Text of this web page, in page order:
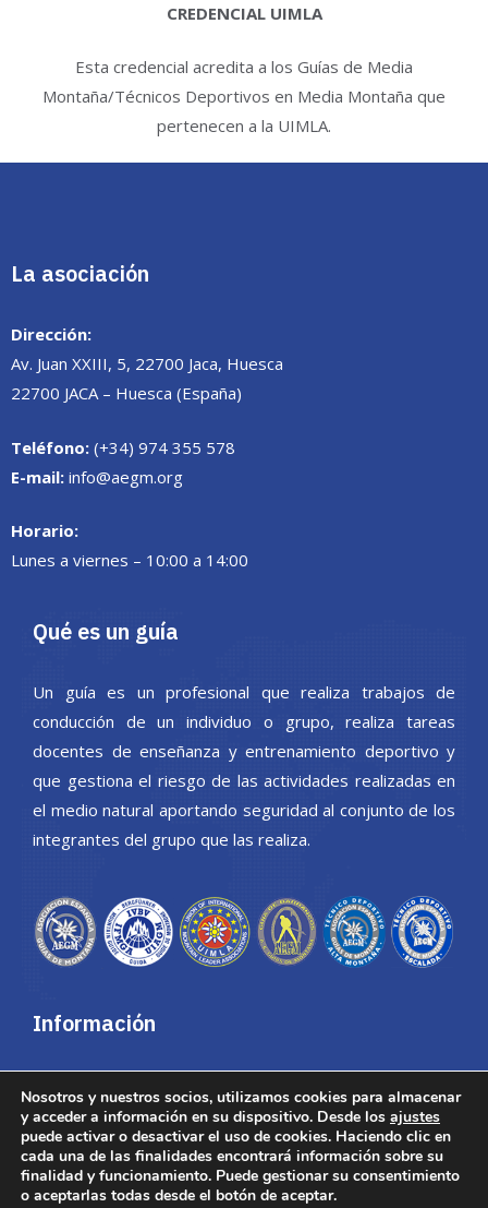
CREDENCIAL UIMLA
Esta credencial acredita a los Guías de Media
Montaña/Técnicos Deportivos en Media Montaña que
pertenecen a la UIMLA.
La asociación
Dirección:
Av. Juan XXIII, 5, 22700 Jaca, Huesca
22700 JACA – Huesca (España)
Teléfono: (+34) 974 355 578
E-mail: info@aegm.org
Horario:
Lunes a viernes – 10:00 a 14:00
Qué es un guía
Un guía es un profesional que realiza trabajos de
conducción de un individuo o grupo, realiza tareas
docentes de enseñanza y entrenamiento deportivo y
que gestiona el riesgo de las actividades realizadas en
el medio natural aportando seguridad al conjunto de los
integrantes del grupo que las realiza.
Información
Acceso a correo web
Aviso Legal y política de
privacidad
Política de cookies
Nosotros y nuestros socios, utilizamos cookies para almacenar
y acceder a información en su dispositivo. Desde los ajustes
puede activar o desactivar el uso de cookies. Haciendo clic en
cada una de las finalidades encontrará información sobre su
finalidad y funcionamiento. Puede gestionar su consentimiento
o aceptarlas todas desde el botón de aceptar.